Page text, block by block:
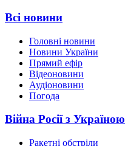
Всі новини
Головні новини
Новини України
Прямий ефір
Відеоновини
Аудіоновини
Погода
Війна Росії з Україною
Ракетні обстріли